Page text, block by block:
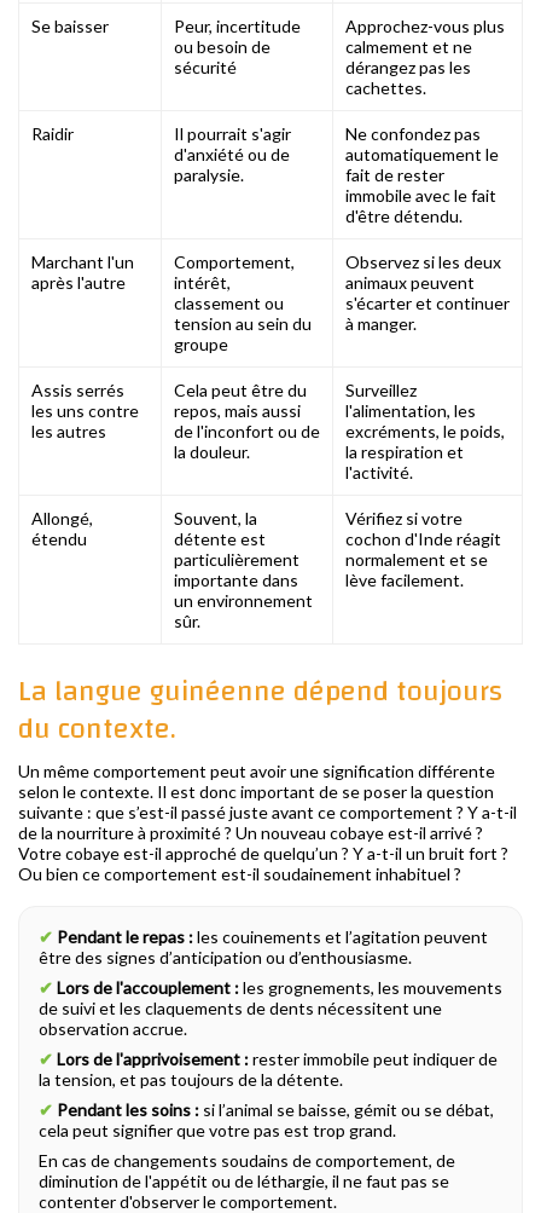
Se baisser
Peur, incertitude
ou besoin de
sécurité
Approchez-vous plus
calmement et ne
dérangez pas les
cachettes.
Raidir
Il pourrait s'agir
d'anxiété ou de
paralysie.
Ne confondez pas
automatiquement le
fait de rester
immobile avec le fait
d'être détendu.
Marchant l'un
après l'autre
Comportement,
intérêt,
classement ou
tension au sein du
groupe
Observez si les deux
animaux peuvent
s'écarter et continuer
à manger.
Assis serrés
les uns contre
les autres
Cela peut être du
repos, mais aussi
de l'inconfort ou de
la douleur.
Surveillez
l'alimentation, les
excréments, le poids,
la respiration et
l'activité.
Allongé,
étendu
Souvent, la
détente est
particulièrement
importante dans
un environnement
sûr.
Vérifiez si votre
cochon d'Inde réagit
normalement et se
lève facilement.
La langue guinéenne dépend toujours
du contexte.
Un même comportement peut avoir une signification différente
selon le contexte. Il est donc important de se poser la question
suivante : que s’est-il passé juste avant ce comportement ? Y a-t-il
de la nourriture à proximité ? Un nouveau cobaye est-il arrivé ?
Votre cobaye est-il approché de quelqu’un ? Y a-t-il un bruit fort ?
Ou bien ce comportement est-il soudainement inhabituel ?
✔ Pendant le repas :les couinements et l’agitation peuvent
être des signes d’anticipation ou d’enthousiasme.
✔ Lors de l'accouplement :les grognements, les mouvements
de suivi et les claquements de dents nécessitent une
observation accrue.
✔ Lors de l'apprivoisement :rester immobile peut indiquer de
la tension, et pas toujours de la détente.
✔ Pendant les soins : si l’animal se baisse, gémit ou se débat,
cela peut signifier que votre pas est trop grand.
En cas de changements soudains de comportement, de
diminution de l'appétit ou de léthargie, il ne faut pas se
contenter d'observer le comportement.